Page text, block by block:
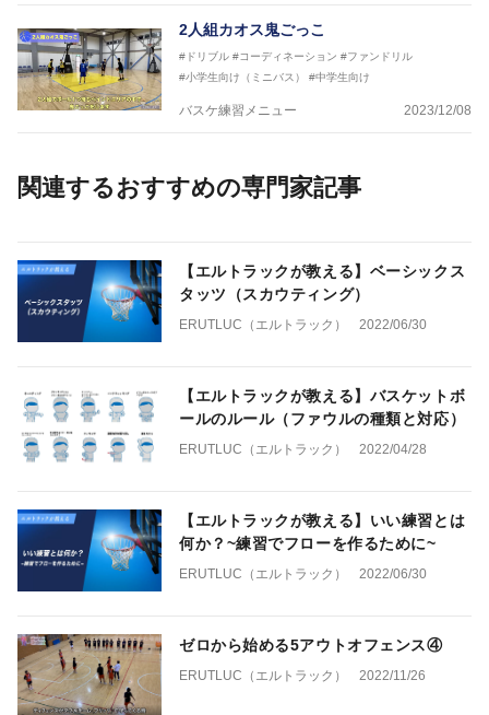
2人組カオス鬼ごっこ
#ドリブル #コーディネーション #ファンドリル
#小学生向け（ミニバス）
#中学生向け
バスケ練習メニュー 2023/12/08
関連するおすすめの専門家記事
【エルトラックが教える】ベーシックス
タッツ（スカウティング）
ERUTLUC（エルトラック） 2022/06/30
【エルトラックが教える】バスケットボ
ールのルール（ファウルの種類と対応）
ERUTLUC（エルトラック） 2022/04/28
【エルトラックが教える】いい練習とは
何か？~練習でフローを作るために~
ERUTLUC（エルトラック） 2022/06/30
ゼロから始める5アウトオフェンス④
ERUTLUC（エルトラック） 2022/11/26